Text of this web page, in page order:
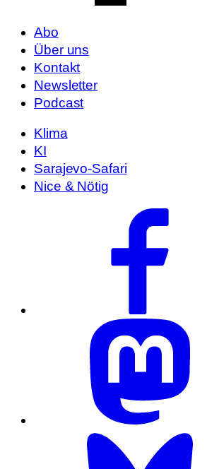
Abo
Über uns
Kontakt
Newsletter
Podcast
Klima
KI
Sarajevo-Safari
Nice & Nötig